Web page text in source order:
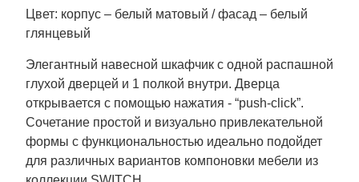
Цвет: корпус – белый матовый / фасад – белый
глянцевый
Элегантный навесной шкафчик с одной распашной
глухой дверцей и 1 полкой внутри. Дверца
открывается с помощью нажатия - “push-click”.
Сочетание простой и визуально привлекательной
формы с функциональностью идеально подойдет
для различных вариантов компоновки мебели из